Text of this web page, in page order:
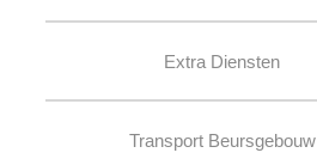
Extra Diensten
Transport Beursgebouw